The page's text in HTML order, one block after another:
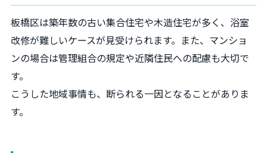
板橋区は築年数の古い集合住宅や木造住宅が多く、浴室
改修が難しいケースが見受けられます。また、マンショ
ンの場合は管理組合の規定や近隣住民への配慮も大切で
す。
こうした地域事情も、断られる一因となることがありま
す。